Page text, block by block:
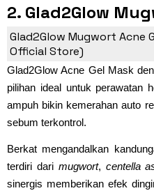
2. Glad2Glow
Mask
Glad2Glow Mugwort Acne
Official Store)
Glad2Glow Acne Gel Mask
pilihan ideal untuk perawatan
ampuh bikin kemerahan auto
sebum terkontrol.
Berkat mengandalkan
terdiri dari mugwort, centella
sinergis memberikan efek